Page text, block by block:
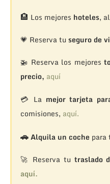
🏨 Los mejores hoteles,
💗 Reserva tu seguro de
🚁 Reserva los mejores
precio, aquí
💳 La mejor tarjeta
comisiones, aquí.
🚗Alquila un coche para
🚀 Reserva tu traslado
aquí.